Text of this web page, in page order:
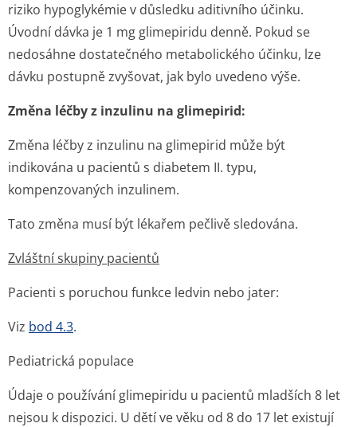
riziko hypoglykémie v důsledku aditivního účinku.
Úvodní dávka je 1 mg glimepiridu denně. Pokud se
nedosáhne dostatečného metabolického účinku, lze
dávku postupně zvyšovat, jak bylo uvedeno výše.
Změna léčby z inzulinu na glimepirid:
Změna léčby z inzulinu na glimepirid může být
indikována u pacientů s diabetem II. typu,
kompenzovaných inzulinem.
Tato změna musí být lékařem pečlivě sledována.
Zvláštní skupiny pacientů
Pacienti s poruchou funkce ledvin nebo jater:
Viz bod 4.3.
Pediatrická populace
Údaje o používání glimepiridu u pacientů mladších 8 let
nejsou k dispozici. U dětí ve věku od 8 do 17 let existují